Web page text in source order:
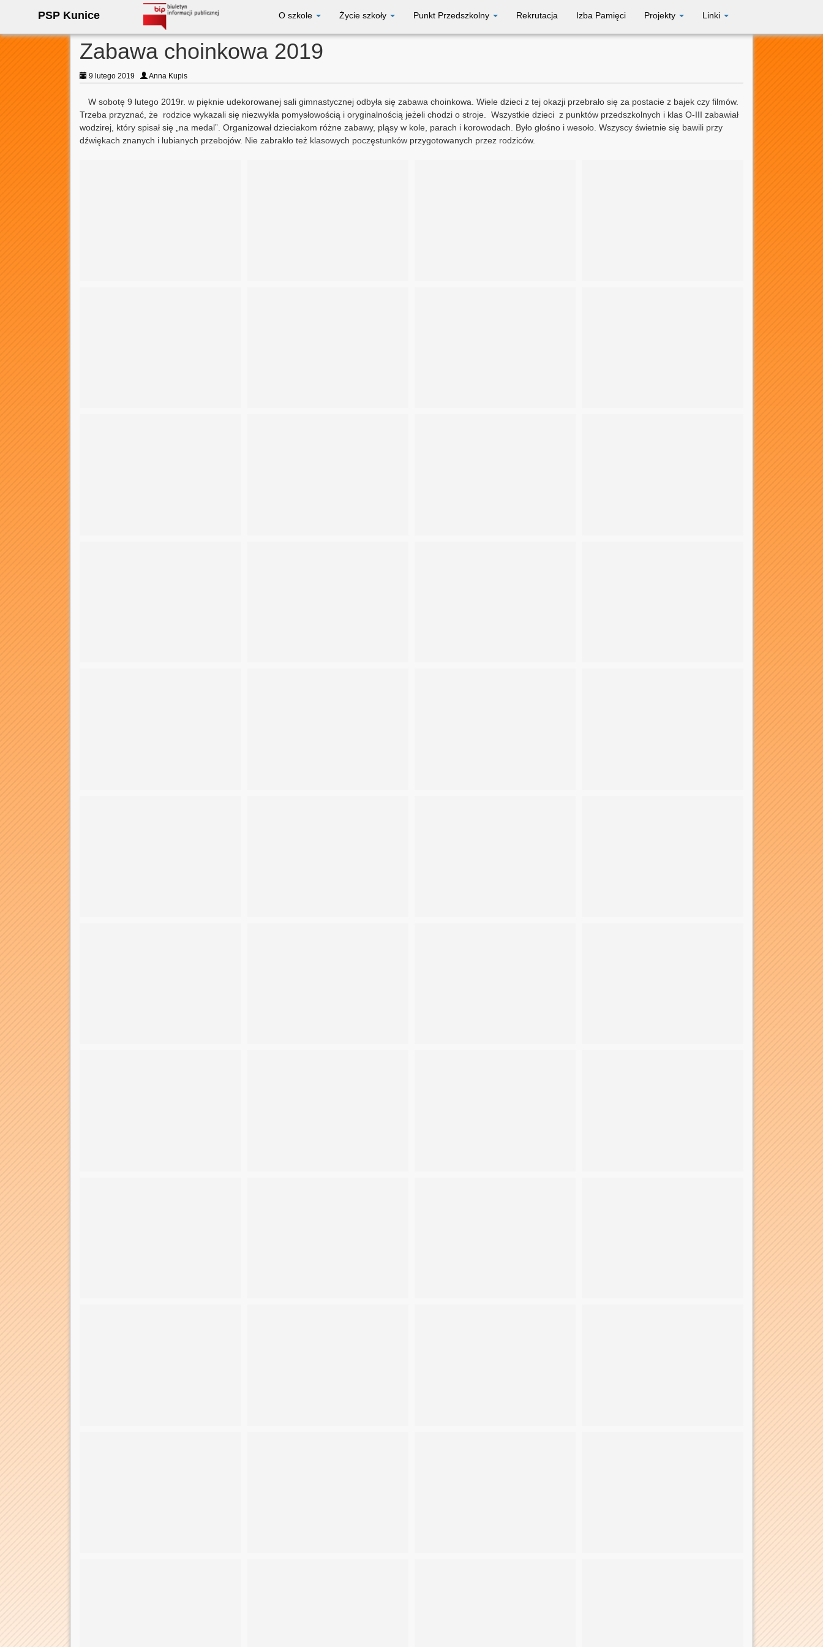
PSP Kunice O szkole Życie szkoły Punkt Przedszkolny Rekrutacja Izba Pamięci Projekty Linki
Zabawa choinkowa 2019
9 lutego 2019 Anna Kupis
W sobotę 9 lutego 2019r. w pięknie udekorowanej sali gimnastycznej odbyła się zabawa choinkowa. Wiele dzieci z tej okazji przebrało się za postacie z bajek czy filmów.
Trzeba przyznać, że rodzice wykazali się niezwykła pomysłowością i oryginalnością jeżeli chodzi o stroje. Wszystkie dzieci z punktów przedszkolnych i klas O-III zabawiał
wodzirej, który spisał się „na medal”. Organizował dzieciakom różne zabawy, pląsy w kole, parach i korowodach. Było głośno i wesoło. Wszyscy świetnie się bawili przy
dźwiękach znanych i lubianych przebojów. Nie zabrakło też klasowych poczęstunków przygotowanych przez rodziców.